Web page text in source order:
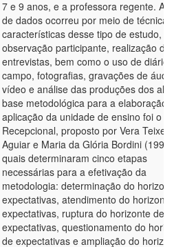
7 e 9 anos, e a professora regente. A
de dados ocorreu por meio de técnicas
características desse tipo de estudo,
observação participante, realização de
entrevistas, bem como o uso de diário
campo, fotografias, gravações de
vídeo e análise das produções dos
base metodológica para a elaboração
aplicação da unidade de ensino foi o
Recepcional, proposto por Vera
Aguiar e Maria da Glória Bordini
quais determinaram cinco etapas
necessárias para a efetivação da
metodologia: determinação do
expectativas, atendimento do
expectativas, ruptura do horizonte de
expectativas, questionamento do
de expectativas e ampliação do